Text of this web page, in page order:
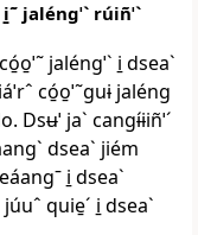
jaléngˈˋ rúiñˈˋ
jaléngˈˋ i̱ dseaˋ
có̱o̱ˈ˜guɨ jaléng
Dsʉˈ jaˋ cangɨ́ɨiñˈˊ
dseaˋ jiém
i̱ dseaˋ
quie̱ˊ i̱ dseaˋ